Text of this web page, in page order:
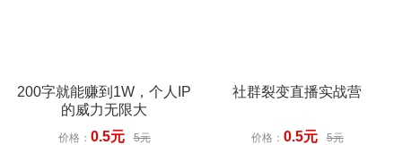
200字就能赚到1W，个人IP
的威力无限大
价格： 0.5元 5元
社群裂变直播实战营
价格： 0.5元 5元